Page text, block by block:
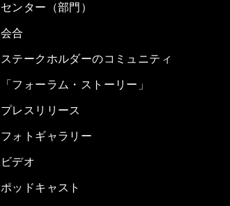
センター（部門）
会合
ステークホルダーのコミュニティ
「フォーラム・ストーリー」
プレスリリース
フォトギャラリー
ビデオ
ポッドキャスト